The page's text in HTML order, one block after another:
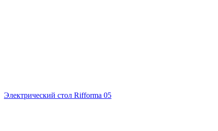
Электрический стол Rifforma 05